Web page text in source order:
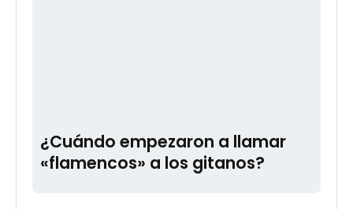
¿Cuándo empezaron a llamar
«flamencos» a los gitanos?